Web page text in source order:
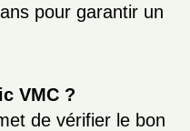
pour garantir un
VMC ?
de vérifier le bon